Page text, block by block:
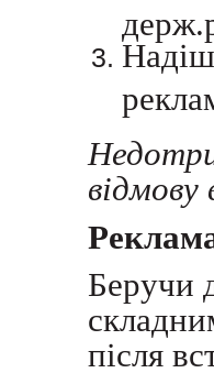
відмову
Беручи
після